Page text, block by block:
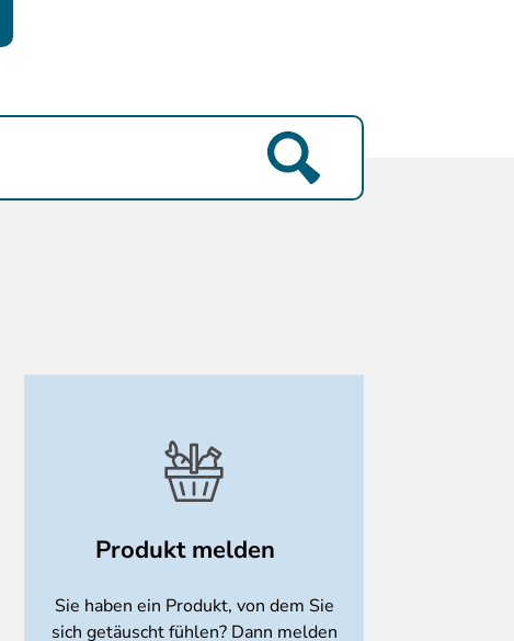
Produkt melden
Sie haben ein Produkt, von dem Sie
sich getäuscht fühlen? Dann melden